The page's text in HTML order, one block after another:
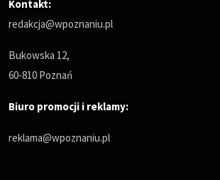
Kontakt:
redakcja@wpoznaniu.pl
Bukowska 12,
60-810 Poznań
Biuro promocji i reklamy:
reklama@wpoznaniu.pl